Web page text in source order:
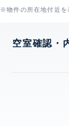
※物件の所在地付近を
空室確認・